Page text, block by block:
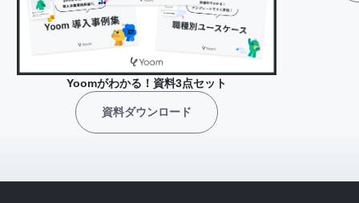
Yoomがわかる！資料3点セット
資料ダウンロード